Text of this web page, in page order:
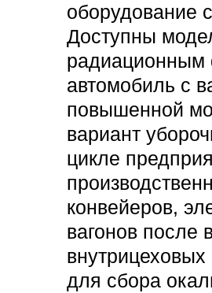
оборудование
Доступны
радиационным
автомобиль с
повышенной
вариант
цикле
конвейеров,
вагонов после
для сбора